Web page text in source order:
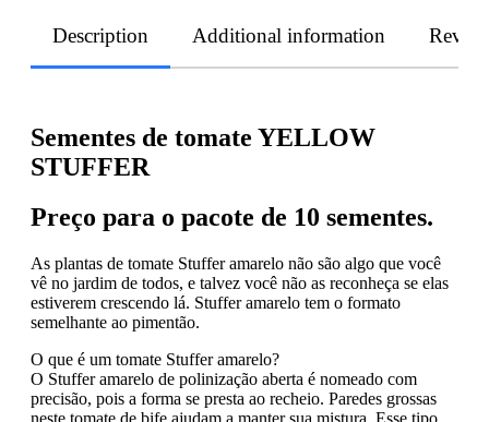
Description Additional information
Sementes de tomate YELLOW
STUFFER
Preço para o pacote de 10 sementes.
As plantas de tomate Stuffer amarelo não são algo que você
vê no jardim de todos, e talvez você não as reconheça se elas
estiverem crescendo lá. Stuffer amarelo tem o formato
semelhante ao pimentão.
O que é um tomate Stuffer amarelo?
O Stuffer amarelo de polinização aberta é nomeado com
precisão, pois a forma se presta ao recheio. Paredes grossas